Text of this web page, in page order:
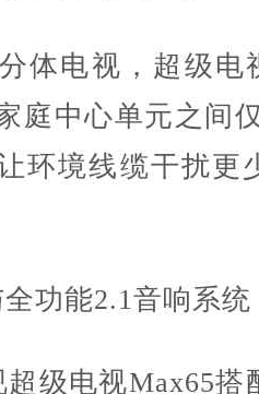
电视，超级电
庭中心单元之间
环境线缆干扰更
功能2.1音响系统
电视Max65搭